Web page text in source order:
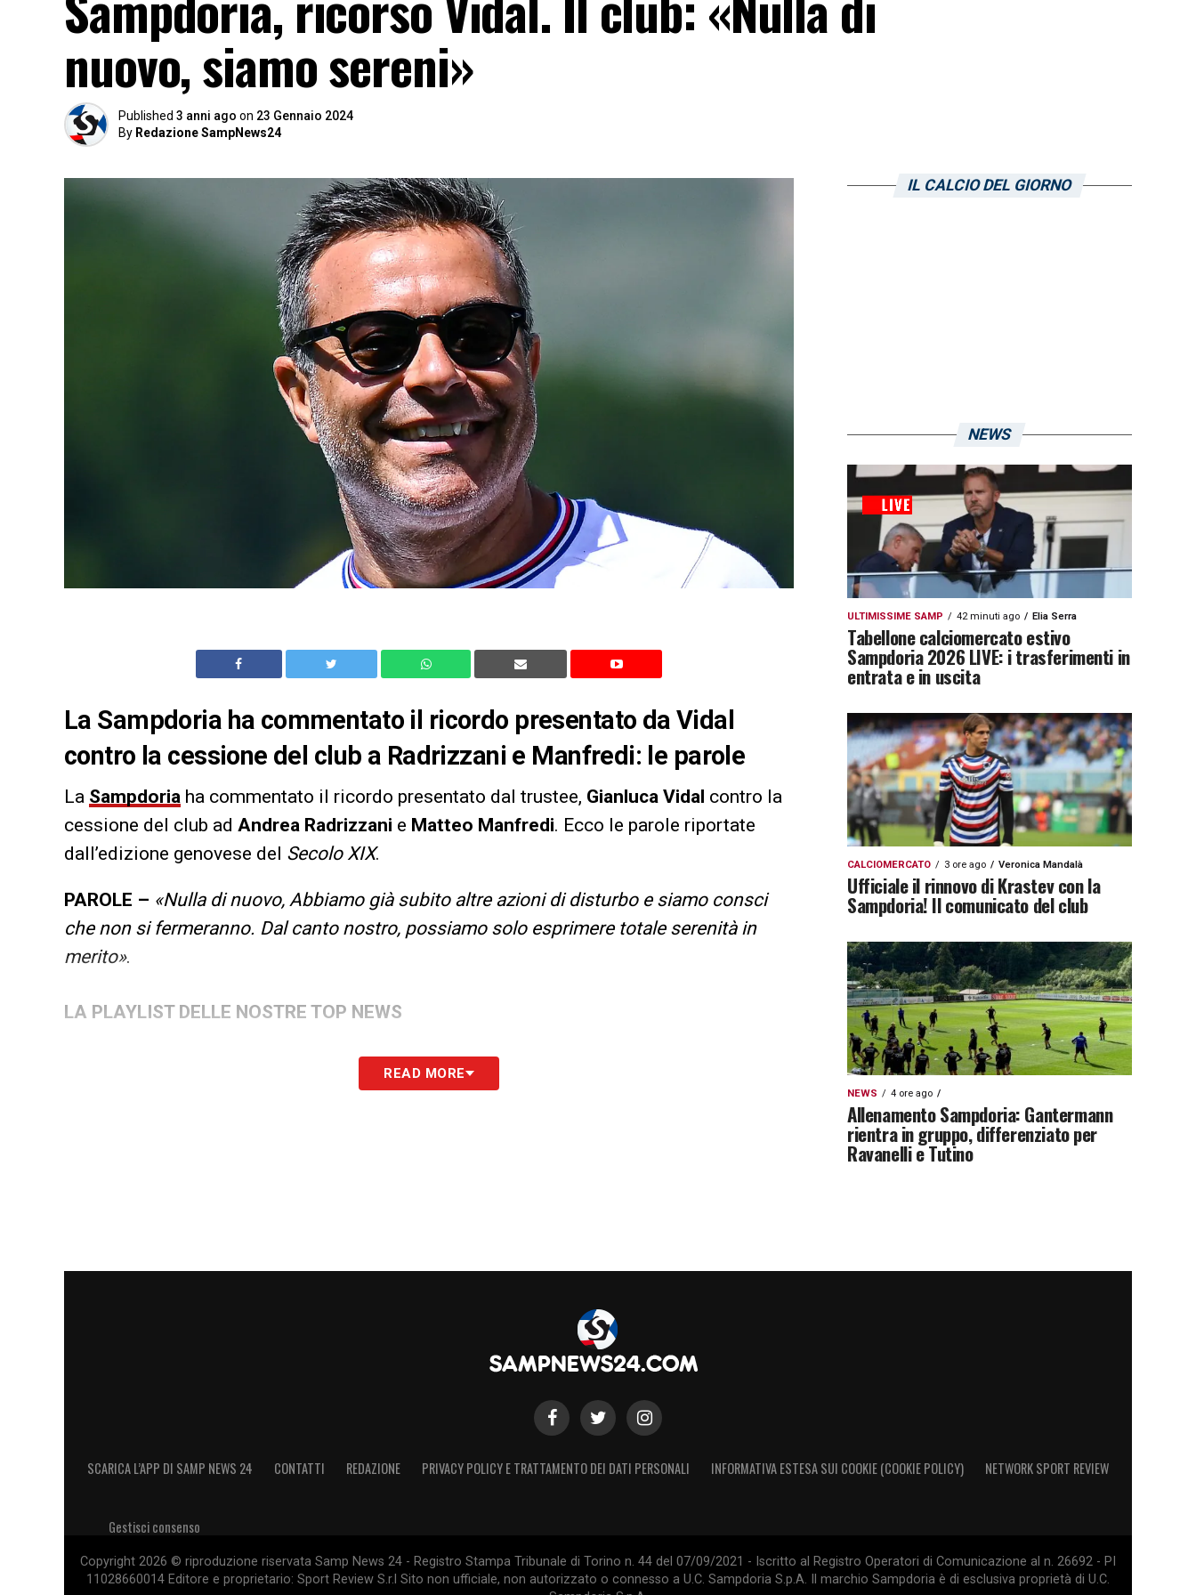
nuovo, siamo sereni»
Published 3 anni ago on 23 Gennaio 2024
By Redazione SampNews24
La Sampdoria ha commentato il ricordo presentato da Vidal
contro la cessione del club a Radrizzani e Manfredi: le parole
La Sampdoria ha commentato il ricordo presentato dal trustee, Gianluca Vidal contro la
cessione del club ad Andrea Radrizzani e Matteo Manfredi. Ecco le parole riportate
dall’edizione genovese del Secolo XIX.
PAROLE – «Nulla di nuovo, Abbiamo già subito altre azioni di disturbo e siamo consci
che non si fermeranno. Dal canto nostro, possiamo solo esprimere totale serenità in
merito».
LA PLAYLIST DELLE NOSTRE TOP NEWS
READ MORE
IL CALCIO DEL GIORNO
NEWS
ULTIMISSIME SAMP 42 minuti ago Elia Serra
Tabellone calciomercato estivo
Sampdoria 2026 LIVE: i trasferimenti in
entrata e in uscita
CALCIOMERCATO 3 ore ago Veronica Mandalà
Ufficiale il rinnovo di Krastev con la
Sampdoria! Il comunicato del club
NEWS 4 ore ago
Allenamento Sampdoria: Gantermann
rientra in gruppo, differenziato per
Ravanelli e Tutino
SCARICA L’APP DI SAMP NEWS 24 CONTATTI REDAZIONE PRIVACY POLICY E TRATTAMENTO DEI DATI PERSONALI INFORMATIVA ESTESA SUI COOKIE (COOKIE POLICY) NETWORK SPORT REVIEW
Gestisci consenso
Copyright 2026 © riproduzione riservata Samp News 24 - Registro Stampa Tribunale di Torino n. 44 del 07/09/2021 - Iscritto al Registro Operatori di Comunicazione al n. 26692 - PI
11028660014 Editore e proprietario: Sport Review S.r.l Sito non ufficiale, non autorizzato o connesso a U.C. Sampdoria S.p.A. Il marchio Sampdoria è di esclusiva proprietà di U.C.